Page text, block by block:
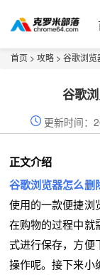
首页 > 攻略 > 谷歌浏览
谷歌
更新时间：
正文介绍
谷歌浏览器怎么删
使用的一款便捷浏
在购物的过程中就
式进行保存，方便
操作呢。接下来小